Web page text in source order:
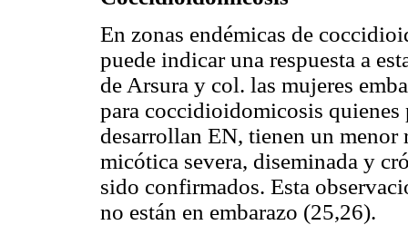
En zonas endémicas de
puede indicar una respuesta a
de Arsura y col. las mujeres
para coccidioidomicosis quienes
desarrollan EN, tienen un
micótica severa, diseminada y
sido confirmados. Esta
no están en embarazo (25,26).